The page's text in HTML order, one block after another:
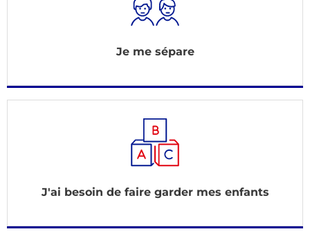
Je me sépare
J'ai besoin de faire garder mes enfants